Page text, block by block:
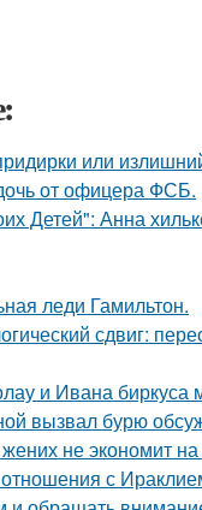
или
от офицера ФСБ.
Детей": Анна
леди Гамильтон.
сдвиг:
и Ивана биркуса
вызвал бурю
не экономит
с